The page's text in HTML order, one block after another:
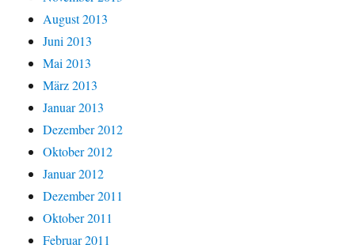
August 2013
Juni 2013
Mai 2013
März 2013
Januar 2013
Dezember 2012
Oktober 2012
Januar 2012
Dezember 2011
Oktober 2011
Februar 2011